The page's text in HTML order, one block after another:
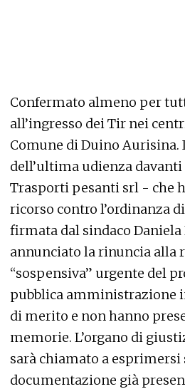
Confermato almeno per
all’ingresso dei Tir nei
Comune di Duino Aurisina.
dell’ultima udienza
Trasporti pesanti srl - che
ricorso contro l’ordinanza
firmata dal sindaco
annunciato la rinuncia alla
“sospensiva” urgente del
pubblica amministrazione
di merito e non hanno
memorie. L’organo di
sarà chiamato a esprimersi
documentazione già